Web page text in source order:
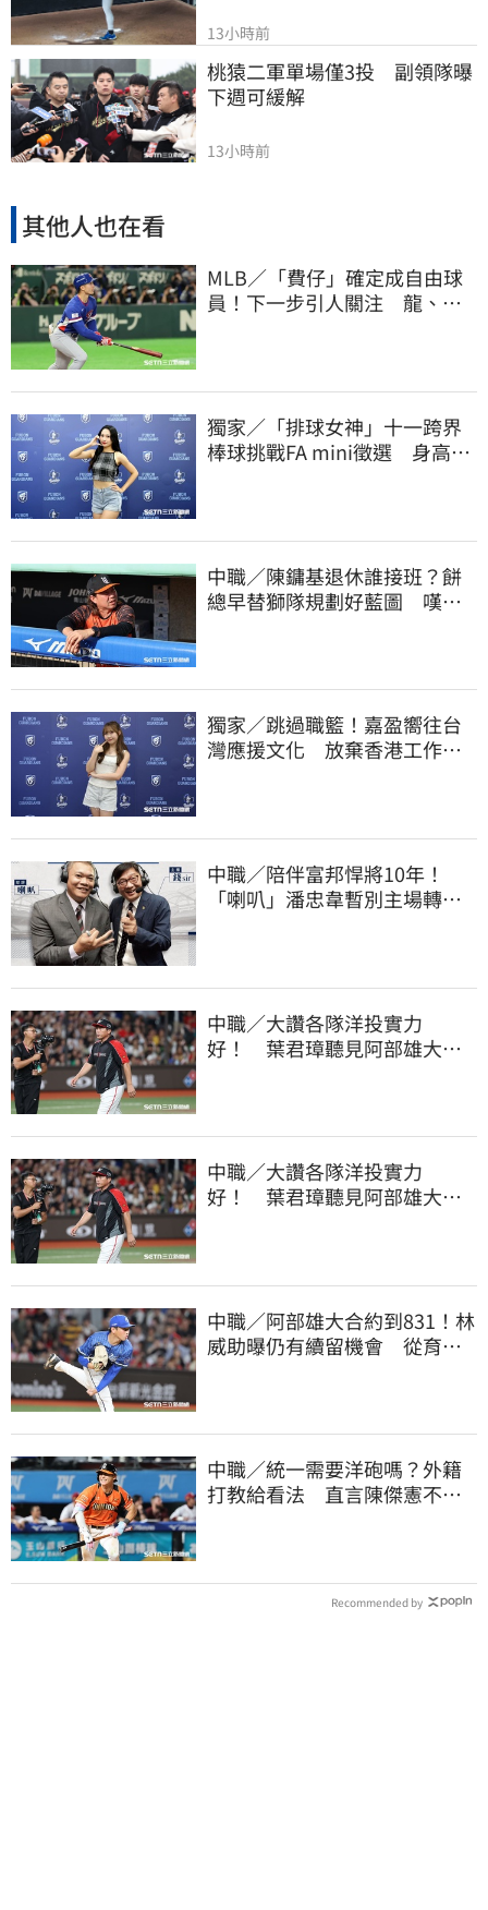
13小時前
桃猿二軍單場僅3投　副領隊曝
下週可緩解
13小時前
其他人也在看
MLB／「費仔」確定成自由球
員！下一步引人關注 龍、獅
獨家／「排球女神」十一跨界
棒球挑戰FA mini徵選 身高
中職／陳鏞基退休誰接班？餅
總早替獅隊規劃好藍圖 嘆新
獨家／跳過職籃！嘉盈嚮往台
灣應援文化 放棄香港工作跨
中職／陪伴富邦悍將10年！
「喇叭」潘忠韋暫別主場轉
中職／大讚各隊洋投實力
好！ 葉君璋聽見阿部雄大被
中職／大讚各隊洋投實力
好！ 葉君璋聽見阿部雄大被
中職／阿部雄大合約到831！林
威助曝仍有續留機會 從育成
中職／統一需要洋砲嗎？外籍
打教給看法 直言陳傑憲不能
Recommended by